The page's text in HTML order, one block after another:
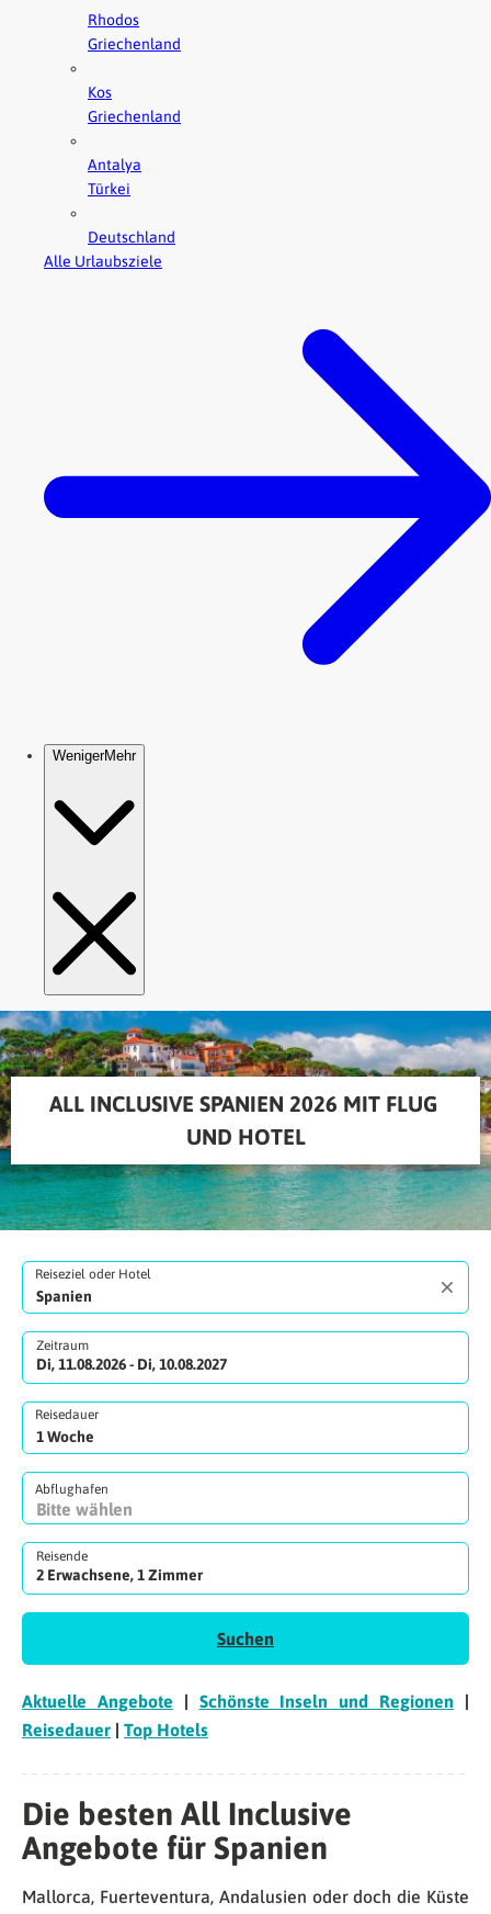
ALL INCLUSIVE SPANIEN 2026 MIT FLUG
UND HOTEL
Reiseziel oder Hotel
Zeitraum
Di, 11.08.2026 - Di, 10.08.2027
Reisedauer
Abflughafen
Reisende
2 Erwachsene, 1 Zimmer
Suchen
Aktuelle Angebote Schönste Inseln und Regionen
Reisedauer
Top Hotels
Die besten All Inclusive
Angebote für Spanien
Mallorca, Fuerteventura, Andalusien oder doch die Küste